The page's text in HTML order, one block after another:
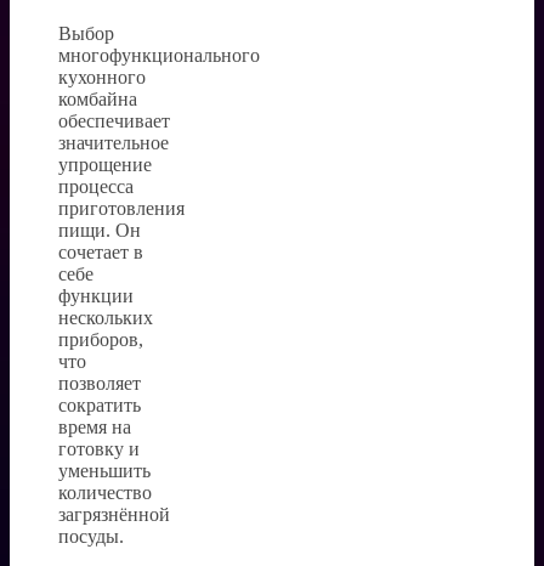
Выбор
многофункционального
кухонного
комбайна
обеспечивает
значительное
упрощение
процесса
приготовления
пищи. Он
сочетает в
себе
функции
нескольких
приборов,
что
позволяет
сократить
время на
готовку и
уменьшить
количество
загрязнённой
посуды.